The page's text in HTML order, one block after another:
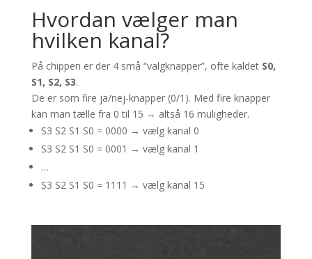
Hvordan vælger man
hvilken kanal?
På chippen er der 4 små “valgknapper”, ofte kaldet S0,
S1, S2, S3.
De er som fire ja/nej-knapper (0/1). Med fire knapper
kan man tælle fra 0 til 15 → altså 16 muligheder.
S3 S2 S1 S0 = 0000 → vælg kanal 0
S3 S2 S1 S0 = 0001 → vælg kanal 1
…
S3 S2 S1 S0 = 1111 → vælg kanal 15